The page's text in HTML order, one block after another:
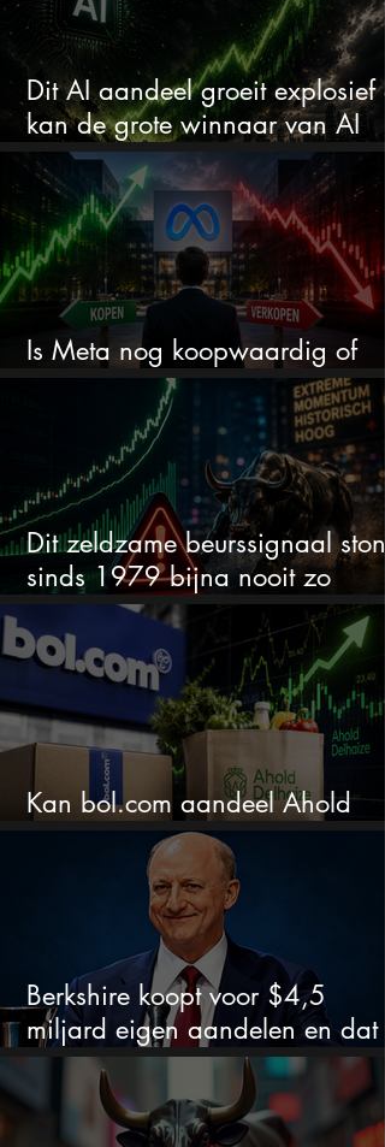
Dit AI aandeel groeit explosief
kan de grote winnaar van AI
worden
Is Meta nog koopwaardig of
wordt het tijd om te verkopen?
Dit zeldzame beurssignaal stond
sinds 1979 bijna nooit zo
extreem
Kan bol.com aandeel Ahold
nieuw leven inblazen?
Berkshire koopt voor $4,5
miljard eigen aandelen en dat
zegt veel over de waardering